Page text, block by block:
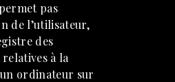
pas
de l’utilisateur,
des
à la
ordinateur sur